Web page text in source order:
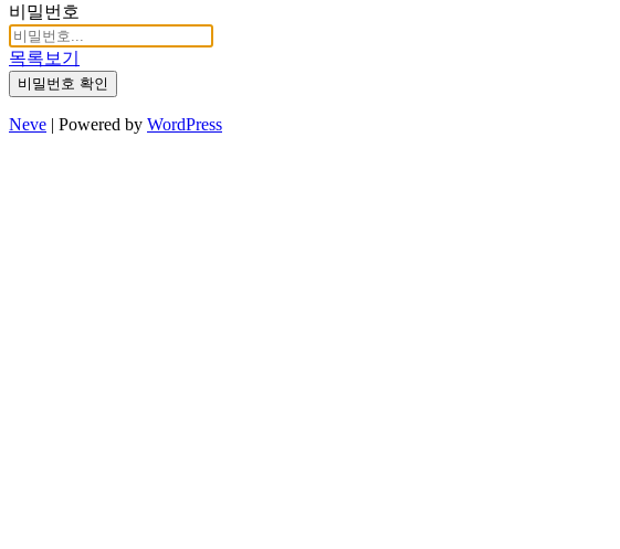
비밀번호
목록보기
비밀번호 확인
Neve | Powered by WordPress